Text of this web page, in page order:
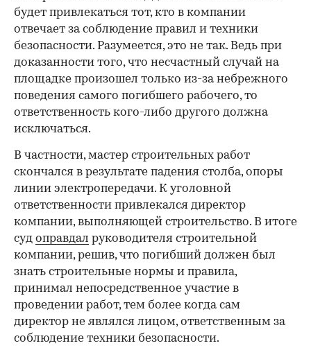
будет привлекаться тот, кто в компании
отвечает за соблюдение правил и техники
безопасности. Разумеется, это не так. Ведь при
доказанности того, что несчастный случай на
площадке произошел только из-за небрежного
поведения самого погибшего рабочего, то
ответственность кого-либо другого должна
исключаться.
В частности, мастер строительных работ
скончался в результате падения столба, опоры
линии электропередачи. К уголовной
ответственности привлекался директор
компании, выполняющей строительство. В итоге
суд оправдал руководителя строительной
компании, решив, что погибший должен был
знать строительные нормы и правила,
принимал непосредственное участие в
проведении работ, тем более когда сам
директор не являлся лицом, ответственным за
соблюдение техники безопасности.